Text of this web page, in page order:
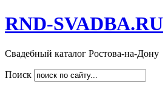
RND-SVADBA.RU
Свадебный каталог Ростова-на-Дону
Поиск